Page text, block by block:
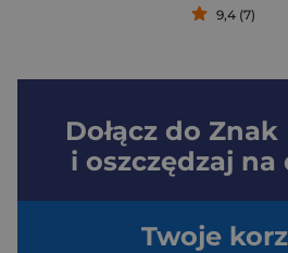
9,4 (7)
Dołącz do Znak
i oszczędzaj na
Twoje